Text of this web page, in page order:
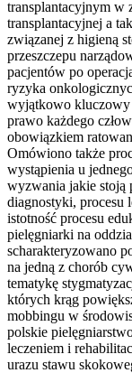
transplantacyjnym w
transplantacyjnej a
związanej z higieną
przeszczepu
pacjentów po
ryzyka
wyjątkowo kluczowy
prawo każdego
obowiązkiem
Omówiono także
wystąpienia u
wyzwania jakie stoją
diagnostyki, procesu
istotność procesu
pielęgniarki na
scharakteryzowano
na jedną z chorób
tematykę
których krąg
mobbingu w
polskie
leczeniem i
urazu stawu